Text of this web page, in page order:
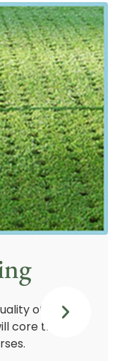
of greens
core the 18-